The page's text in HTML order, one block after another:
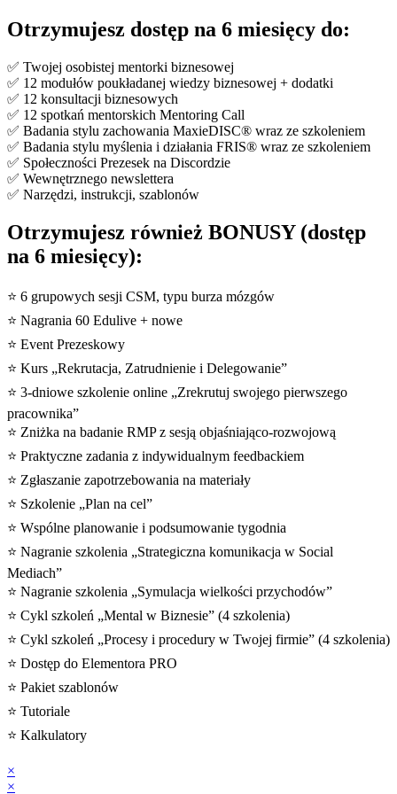
Otrzymujesz dostęp na 6 miesięcy do:
✅ Twojej osobistej mentorki biznesowej
✅ 12 modułów poukładanej wiedzy biznesowej + dodatki
✅ 12 konsultacji biznesowych
✅ 12 spotkań mentorskich Mentoring Call
✅ Badania stylu zachowania MaxieDISC® wraz ze szkoleniem
✅ Badania stylu myślenia i działania FRIS® wraz ze szkoleniem
✅ Społeczności Prezesek na Discordzie
✅ Wewnętrznego newslettera
✅ Narzędzi, instrukcji, szablonów
Otrzymujesz również BONUSY (dostęp
na 6 miesięcy):
⭐️ 6 grupowych sesji CSM, typu burza mózgów
⭐️ Nagrania 60 Edulive + nowe
⭐️ Event Prezeskowy
⭐️ Kurs „Rekrutacja, Zatrudnienie i Delegowanie”
⭐️ 3-dniowe szkolenie online „Zrekrutuj swojego pierwszego
pracownika”
⭐️ Zniżka na badanie RMP z sesją objaśniająco-rozwojową
⭐️ Praktyczne zadania z indywidualnym feedbackiem
⭐️ Zgłaszanie zapotrzebowania na materiały
⭐️ Szkolenie „Plan na cel”
⭐️ Wspólne planowanie i podsumowanie tygodnia
⭐️ Nagranie szkolenia „Strategiczna komunikacja w Social
Mediach”
⭐️ Nagranie szkolenia „Symulacja wielkości przychodów”
⭐️ Cykl szkoleń „Mental w Biznesie” (4 szkolenia)
⭐️ Cykl szkoleń „Procesy i procedury w Twojej firmie” (4 szkolenia)
⭐️ Dostęp do Elementora PRO
⭐️ Pakiet szablonów
⭐️ Tutoriale
⭐️ Kalkulatory
×
×